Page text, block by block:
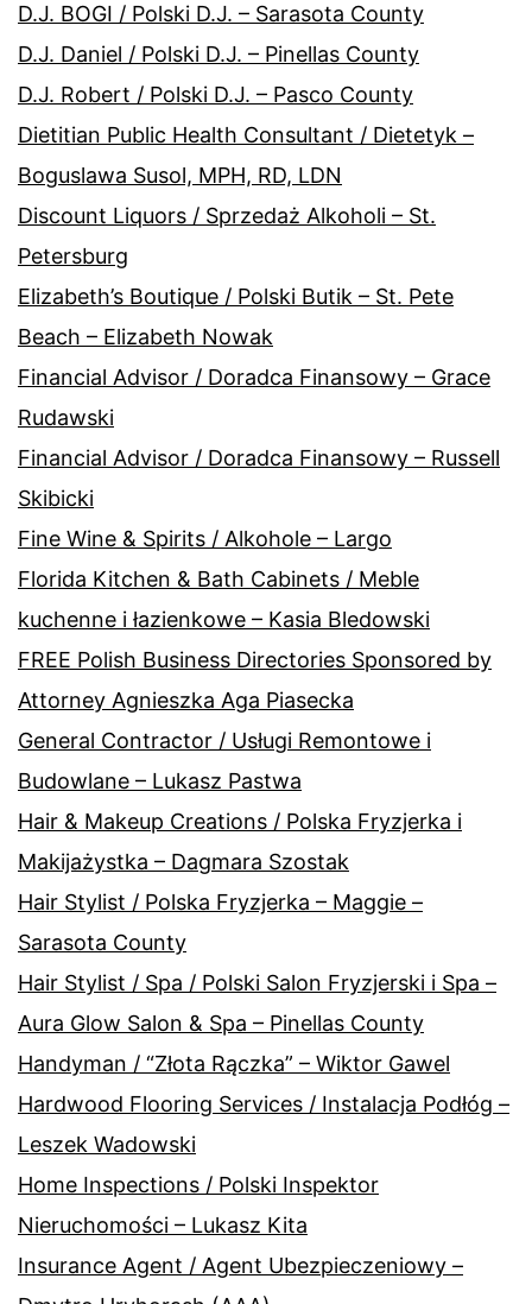
D.J. BOGI / Polski D.J. – Sarasota County
D.J. Daniel / Polski D.J. – Pinellas County
D.J. Robert / Polski D.J. – Pasco County
Dietitian Public Health Consultant / Dietetyk –
Boguslawa Susol, MPH, RD, LDN
Discount Liquors / Sprzedaż Alkoholi – St.
Petersburg
Elizabeth’s Boutique / Polski Butik – St. Pete
Beach – Elizabeth Nowak
Financial Advisor / Doradca Finansowy – Grace
Rudawski
Financial Advisor / Doradca Finansowy – Russell
Skibicki
Fine Wine & Spirits / Alkohole – Largo
Florida Kitchen & Bath Cabinets / Meble
kuchenne i łazienkowe – Kasia Bledowski
FREE Polish Business Directories Sponsored by
Attorney Agnieszka Aga Piasecka
General Contractor / Usługi Remontowe i
Budowlane – Lukasz Pastwa
Hair & Makeup Creations / Polska Fryzjerka i
Makijażystka – Dagmara Szostak
Hair Stylist / Polska Fryzjerka – Maggie –
Sarasota County
Hair Stylist / Spa / Polski Salon Fryzjerski i Spa –
Aura Glow Salon & Spa – Pinellas County
Handyman / “Złota Rączka” – Wiktor Gawel
Hardwood Flooring Services / Instalacja Podłóg –
Leszek Wadowski
Home Inspections / Polski Inspektor
Nieruchomości – Lukasz Kita
Insurance Agent / Agent Ubezpieczeniowy –